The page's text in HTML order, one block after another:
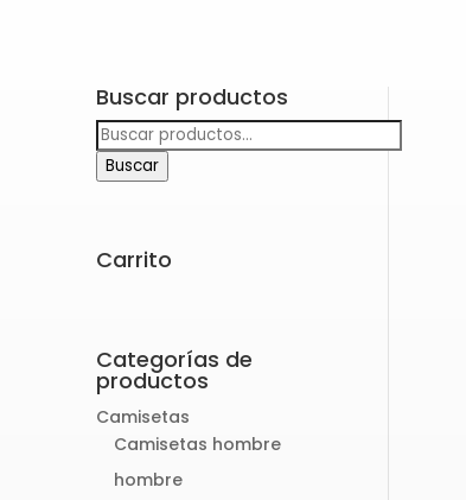
Buscar productos
Buscar
por:
Buscar
Carrito
Categorías de
productos
Camisetas
Camisetas hombre
hombre